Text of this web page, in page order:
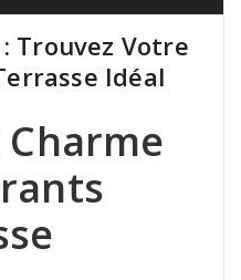
Trouvez Votre
Idéal